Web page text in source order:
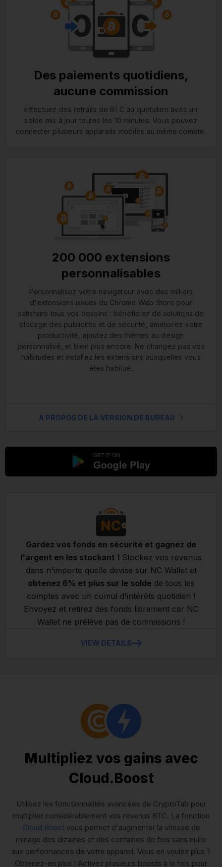
Des paiements quotidiens,
aucune commission
Effectuez des retraits de BTC au quotidien avec un
solde mis à jour toutes les 10 minutes. Vous pouvez
connecter plusieurs appareils mobiles au même compte.
200 000 extensions
personnalisables
Personnalisez votre navigateur avec des milliers
d'extensions issues du Chrome Web Store pour
satisfaire tous vos besoins : bénéficiez de solutions de
blocage des publicités et de sécurité, améliorez votre
productivité, ajoutez des thèmes au design
personnalisé, et bien plus encore. Ne changez pas vos
habitudes et installez les extensions auxquelles vous
êtes habitué.
À PROPOS DE LA VERSION DE BUREAU
Gardez vos fonds en sécurité et gagnez de
l'argent en les stockant ! Stockez vos revenus
dans n'importe quelle devise sur NC Wallet et
obtenez 6% et plus sur le solde de tous les
comptes avec un cumul d'intérêts quotidien !
Envoyez et retirez des fonds librement car NC
Wallet ne prélève pas de commissions !
VIEW DETAILS
Multipliez vos gains avec
Cloud.Boost
Utilisez les fonctionnalités avancées de CryptoTab pour
multiplier considérablement vos revenus BTC. La fonction
Cloud.Boostvous permet d'augmenter la vitesse de
minage des dizaines et des centaines de fois sans nuire
aux performances de votre appareil. Vous en voulez plus ?
Obtenez-en plus ! Activez plusieurs boosts à la fois pour